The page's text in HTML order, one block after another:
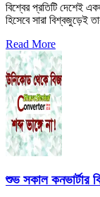
বিশ্বের প্রতিটি দেশেই
হিসেবে সারা বিশ্বজুড়েই
Read More
শুভ সকাল কনভার্টার